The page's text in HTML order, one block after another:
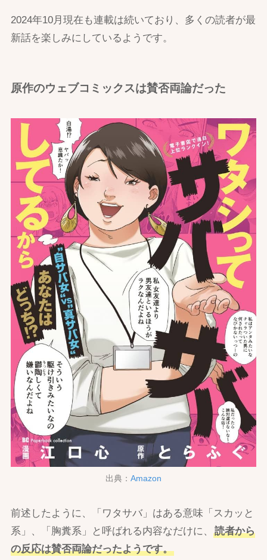
2024年10月現在も連載は続いており、多くの読者が最
新話を楽しみにしているようです。
原作のウェブコミックスは賛否両論だった
出典： Amazon
前述したように、「ワタサバ」はある意味「スカッと
系」、「胸糞系」と呼ばれる内容なだけに、
読者から
の反応は賛否両論だったようです。